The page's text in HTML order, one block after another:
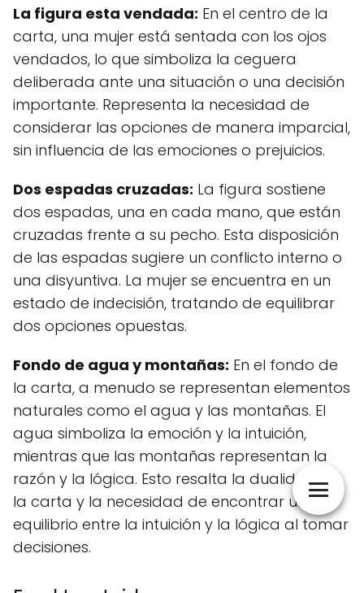
La figura esta vendada: En el centro de la
carta, una mujer está sentada con los ojos
vendados, lo que simboliza la ceguera
deliberada ante una situación o una decisión
importante. Representa la necesidad de
considerar las opciones de manera imparcial,
sin influencia de las emociones o prejuicios.
Dos espadas cruzadas: La figura sostiene
dos espadas, una en cada mano, que están
cruzadas frente a su pecho. Esta disposición
de las espadas sugiere un conflicto interno o
una disyuntiva. La mujer se encuentra en un
estado de indecisión, tratando de equilibrar
dos opciones opuestas.
Fondo de agua y montañas: En el fondo de
la carta, a menudo se representan elementos
naturales como el agua y las montañas. El
agua simboliza la emoción y la intuición,
mientras que las montañas representan la
razón y la lógica. Esto resalta la dualidad de
la carta y la necesidad de encontrar un
equilibrio entre la intuición y la lógica al tomar
decisiones.